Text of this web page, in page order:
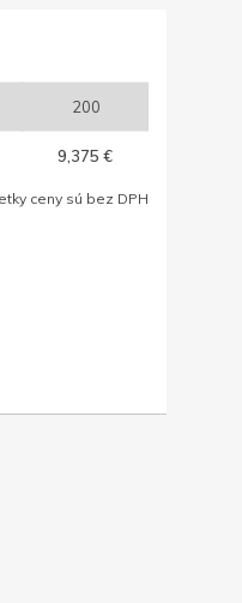
200
9,375 €
ceny sú bez DPH